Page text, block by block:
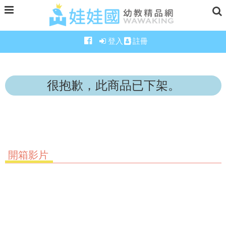
登入 註冊
很抱歉，此商品已下架。
開箱影片